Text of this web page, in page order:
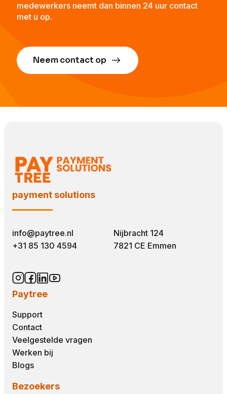
medewerkers neemt dan binnen 24 uur contact
met u op.
Neem contact op
payment solutions
info@paytree.nl
+31 85 130 4594
Nijbracht 124
7821 CE Emmen
Paytree
Support
Contact
Veelgestelde vragen
Werken bij
Blogs
Bezoekers